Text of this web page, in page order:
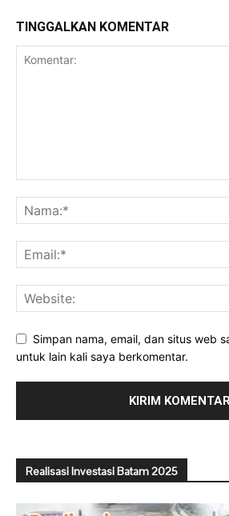
TINGGALKAN KOMENTAR
Simpan nama, email, dan situs web
untuk lain kali saya berkomentar.
Realisasi Investasi Batam 2025